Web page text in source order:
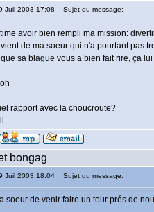
Juil 2003 17:08 Sujet du message:
avoir bien rempli ma mission:
de ma soeur qui n'a pourtant pas
sa blague vous a bien fait rire, ça
rapport avec la choucroute?
bongag
Juil 2003 18:04 Sujet du message:
soeur de venir faire un tour prés de